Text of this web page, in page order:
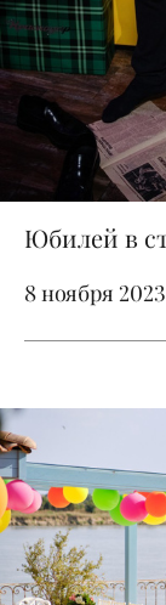
Юбилей в
8 ноября 2023